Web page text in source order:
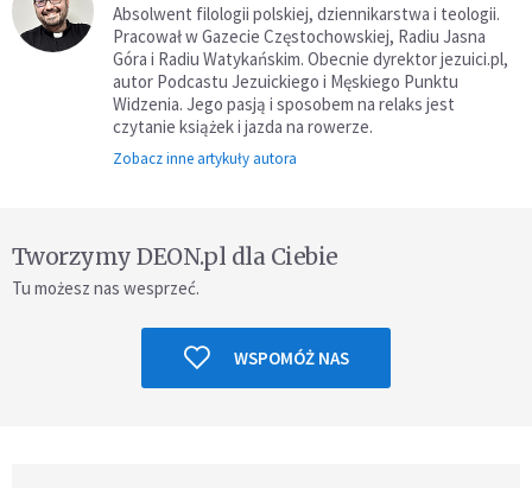
Absolwent filologii polskiej, dziennikarstwa i teologii.
Pracował w Gazecie Częstochowskiej, Radiu Jasna
Góra i Radiu Watykańskim. Obecnie dyrektor jezuici.pl,
autor Podcastu Jezuickiego i Męskiego Punktu
Widzenia. Jego pasją i sposobem na relaks jest
czytanie książek i jazda na rowerze.
Zobacz inne artykuły autora
Tworzymy DEON.pl dla Ciebie
Tu możesz nas wesprzeć.
WSPOMÓŻ NAS